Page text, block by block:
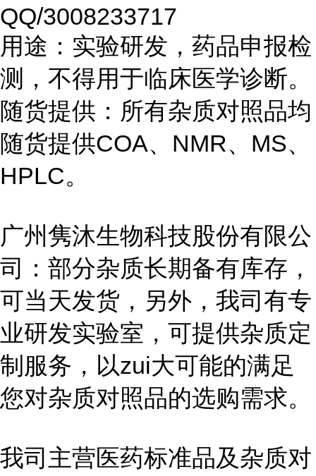
QQ/3008233717
用途：实验研发，药品申报检
测，不得用于临床医学诊断。
随货提供：所有杂质对照品均
随货提供COA、NMR、MS、
HPLC。
广州隽沐生物科技股份有限公
司：部分杂质长期备有库存，
可当天发货，另外，我司有专
业研发实验室，可提供杂质定
制服务，以zui大可能的满足
您对杂质对照品的选购需求。
我司主营医药标准品及杂质对